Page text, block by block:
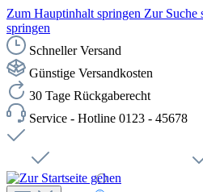
Zum Hauptinhalt springen Zur Suche
springen
Schneller Versand
Günstige Versandkosten
30 Tage Rückgaberecht
Service - Hotline 0123 - 45678
Čeština